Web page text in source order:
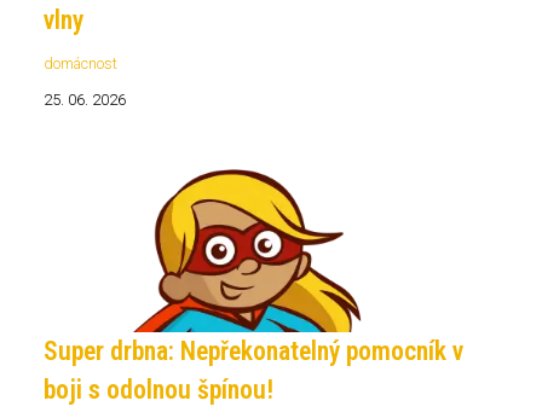
vlny
domácnost
25. 06. 2026
Super drbna: Nepřekonatelný pomocník v
boji s odolnou špínou!